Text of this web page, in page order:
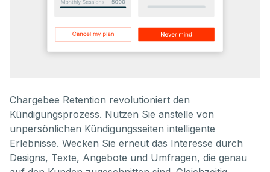
Chargebee Retention revolutioniert den
Kündigungsprozess. Nutzen Sie anstelle von
unpersönlichen Kündigungsseiten intelligente
Erlebnisse. Wecken Sie erneut das Interesse durch
Designs, Texte, Angebote und Umfragen, die genau